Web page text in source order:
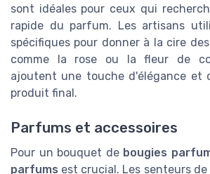
sont idéales pour ceux qui
rapide du parfum. Les artisans
spécifiques pour donner à la cire
comme la rose ou la fleur de
ajoutent une touche d'élégance et
produit final.
Parfums et accessoires
Pour un bouquet de bougies
parfums est crucial. Les senteurs